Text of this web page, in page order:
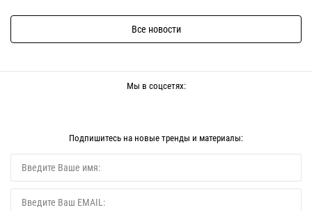
Все новости
Мы в соцсетях:
Подпишитесь на новые тренды и материалы: